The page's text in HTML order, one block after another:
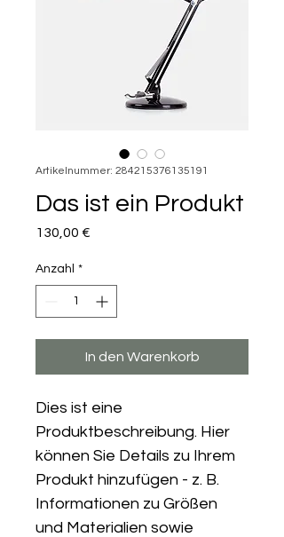
Artikelnummer: 284215376135191
Das ist ein Produkt
130,00 €
Anzahl *
In den Warenkorb
Dies ist eine
Produktbeschreibung. Hier
können Sie Details zu Ihrem
Produkt hinzufügen - z. B.
Informationen zu Größen
und Materialien sowie